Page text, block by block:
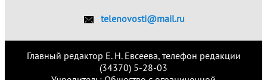
telenovosti@mail.ru
Главный редактор Е. Н. Евсеева, телефон редакции
(34370) 5-28-03